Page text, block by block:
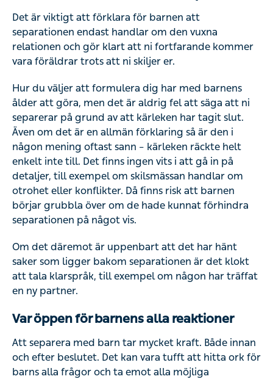
Det är viktigt att förklara för barnen att
separationen endast handlar om den vuxna
relationen och gör klart att ni fortfarande kommer
vara föräldrar trots att ni skiljer er.
Hur du väljer att formulera dig har med barnens
ålder att göra, men det är aldrig fel att säga att ni
separerar på grund av att kärleken har tagit slut.
Även om det är en allmän förklaring så är den i
någon mening oftast sann – kärleken räckte helt
enkelt inte till. Det finns ingen vits i att gå in på
detaljer, till exempel om skilsmässan handlar om
otrohet eller konflikter. Då finns risk att barnen
börjar grubbla över om de hade kunnat förhindra
separationen på något vis.
Om det däremot är uppenbart att det har hänt
saker som ligger bakom separationen är det klokt
att tala klarspråk, till exempel om någon har träffat
en ny partner.
Var öppen för barnens alla reaktioner
Att separera med barn tar mycket kraft. Både innan
och efter beslutet. Det kan vara tufft att hitta ork för
barns alla frågor och ta emot alla möjliga